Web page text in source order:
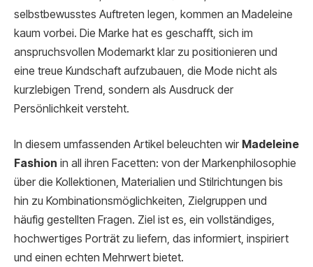
selbstbewusstes Auftreten legen, kommen an Madeleine
kaum vorbei. Die Marke hat es geschafft, sich im
anspruchsvollen Modemarkt klar zu positionieren und
eine treue Kundschaft aufzubauen, die Mode nicht als
kurzlebigen Trend, sondern als Ausdruck der
Persönlichkeit versteht.
In diesem umfassenden Artikel beleuchten wir Madeleine
Fashion in all ihren Facetten: von der Markenphilosophie
über die Kollektionen, Materialien und Stilrichtungen bis
hin zu Kombinationsmöglichkeiten, Zielgruppen und
häufig gestellten Fragen. Ziel ist es, ein vollständiges,
hochwertiges Porträt zu liefern, das informiert, inspiriert
und einen echten Mehrwert bietet.